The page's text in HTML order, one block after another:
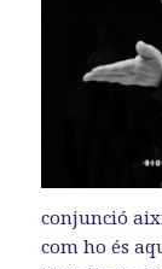
conjunció
com ho és